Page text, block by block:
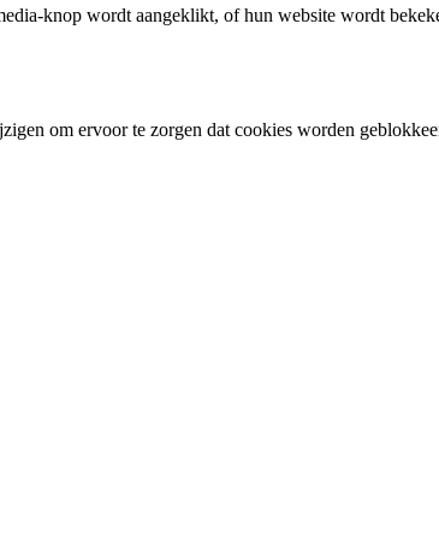
knop wordt aangeklikt, of hun website wordt
om ervoor te zorgen dat cookies worden